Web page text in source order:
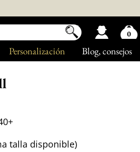
Blog, consejos
Personalización
talla disponible)
0